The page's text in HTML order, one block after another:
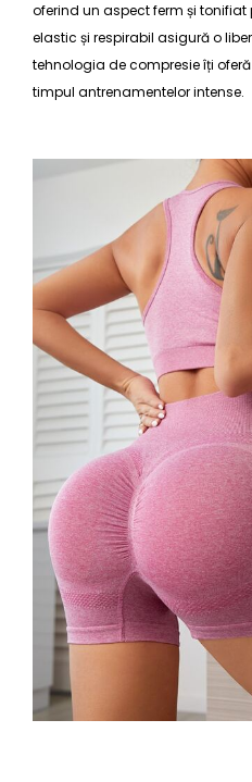
oferind un aspect ferm și tonifiat
elastic și respirabil asigură o
tehnologia de compresie îți
timpul antrenamentelor intense.